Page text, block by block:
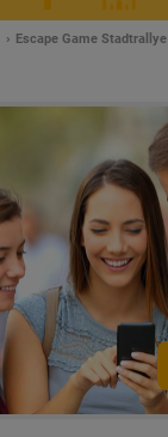
Escape Game Stadtrallye